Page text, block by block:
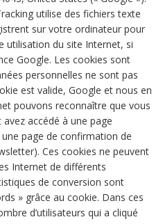
utilise des fichiers texte
sur votre ordinateur pour
utilisation du site Internet, si
Google. Les cookies sont
personnelles ne sont pas
est valide, Google et nous en
pouvons reconnaître que vous
accédé à une page
une page de confirmation de
Ces cookies ne peuvent
Internet de différents
de conversion sont
» grâce au cookie. Dans ces
d’utilisateurs qui a cliqué